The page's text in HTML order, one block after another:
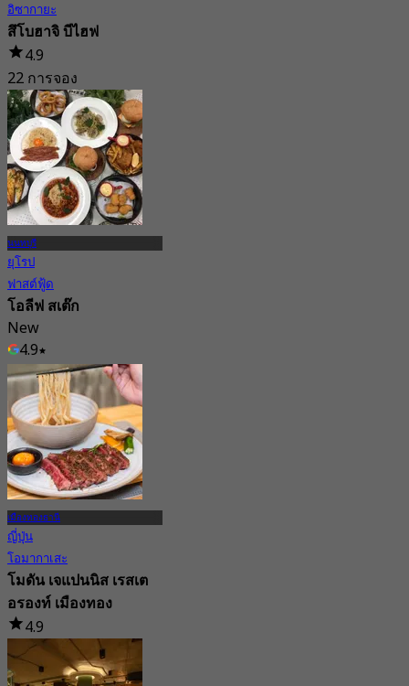
อิซากายะ
สึโบฮาจิ บีไฮฟ
4.9
22 การจอง
จาก฿ 495
นนทบุรี
ยุโรป
ฟาสต์ฟู้ด
โอลีฟ สเต๊ก
New
4.9
จาก฿ 347.5
เมืองทองธานี
ญี่ปุ่น
โอมากาเสะ
โมดัน เจแปนนิส เรสเต
อรองท์ เมืองทอง
4.9
78 การจอง
จาก ฿ 990